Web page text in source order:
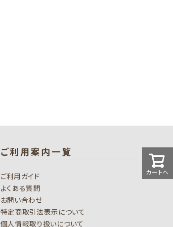
カートへ
ご利用案内一覧
ご利用ガイド
よくある質問
お問い合わせ
特定商取引法表示について
個人情報取り扱いについて